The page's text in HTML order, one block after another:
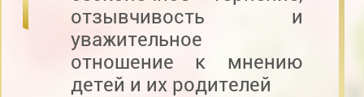
отзывчивость и
уважительное
отношение к мнению
детей и их родителей